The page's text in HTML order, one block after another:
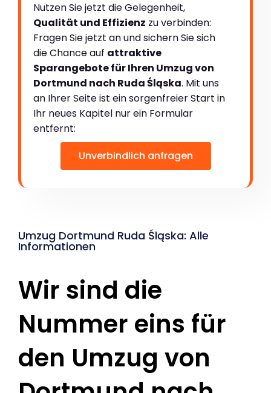
Nutzen Sie jetzt die Gelegenheit,
Qualität und Effizienz zu verbinden:
Fragen Sie jetzt an und sichern Sie sich
die Chance auf attraktive
Sparangebote für Ihren Umzug von
Dortmund nach Ruda Śląska. Mit uns
an Ihrer Seite ist ein sorgenfreier Start in
Ihr neues Kapitel nur ein Formular
entfernt:
Unverbindlich anfragen
Umzug Dortmund Ruda Śląska: Alle
Informationen
Wir sind die
Nummer eins für
den Umzug von